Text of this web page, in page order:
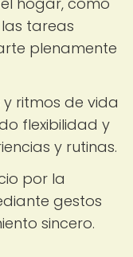
tareas
plenamente
ritmos de vida
flexibilidad y
y rutinas.
por la
gestos
sincero.